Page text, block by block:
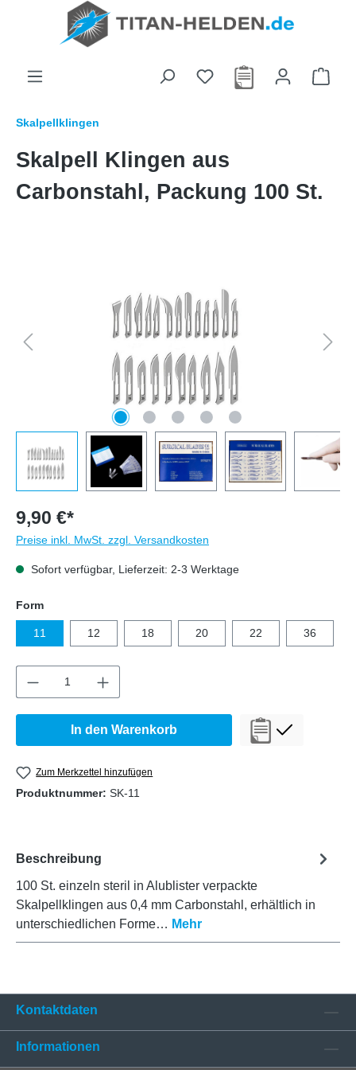
springen
Skalpellklingen
Skalpell Klingen aus
Carbonstahl, Packung 100 St.
9,90 €*
Preise inkl. MwSt. zzgl. Versandkosten
Sofort verfügbar, Lieferzeit: 2-3 Werktage
Formauswählen
11 12 18 20 22 36
Produkt Anzahl: Gib den gewünschten
In den Warenkorb
Zum Merkzettel hinzufügen
Produktnummer: SK-11
Beschreibung
100 St. einzeln steril in Alublister verpackte
Skalpellklingen aus 0,4 mm Carbonstahl, erhältlich in
unterschiedlichen Forme… Mehr
Kontaktdaten
Informationen